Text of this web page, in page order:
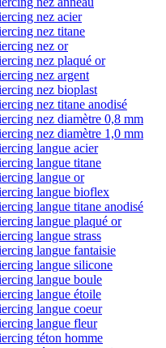
nez acier
nez titane
nez or
nez plaqué or
nez argent
nez bioplast
nez titane anodisé
nez diamètre 0,8 mm
nez diamètre 1,0 mm
langue acier
langue titane
langue or
langue bioflex
langue titane anodisé
langue plaqué or
langue strass
langue fantaisie
langue silicone
langue boule
langue étoile
langue coeur
langue fleur
téton homme